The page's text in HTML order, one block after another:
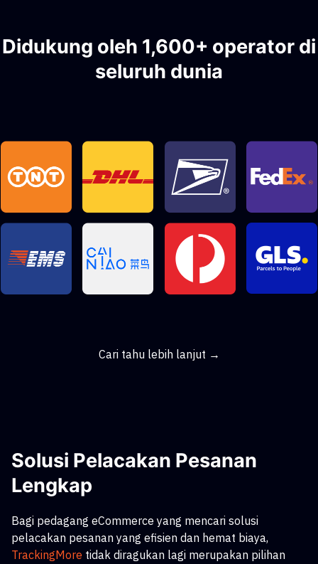
Didukung oleh 1,600+ operator di
seluruh dunia
Cari tahu lebih lanjut →
Solusi Pelacakan Pesanan
Lengkap
Bagi pedagang eCommerce yang mencari solusi
pelacakan pesanan yang efisien dan hemat biaya,
TrackingMore tidak diragukan lagi merupakan pilihan